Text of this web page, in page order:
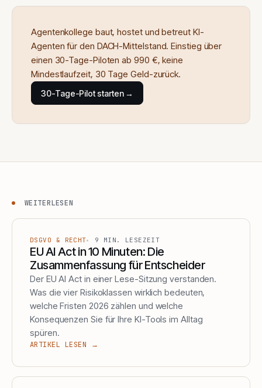
Agentenkollege baut, hostet und betreut KI-
Agenten für den DACH-Mittelstand. Einstieg über
einen 30-Tage-Piloten ab 990 €, keine
Mindestlaufzeit, 30 Tage Geld-zurück.
30-Tage-Pilot starten →
WEITERLESEN
DSGVO & RECHT 9 MIN. LESEZEIT
EU AI Act in 10 Minuten: Die
Zusammenfassung für Entscheider
Der EU AI Act in einer Lese-Sitzung verstanden.
Was die vier Risikoklassen wirklich bedeuten,
welche Fristen 2026 zählen und welche
Konsequenzen Sie für Ihre KI-Tools im Alltag
spüren.
ARTIKEL LESEN →